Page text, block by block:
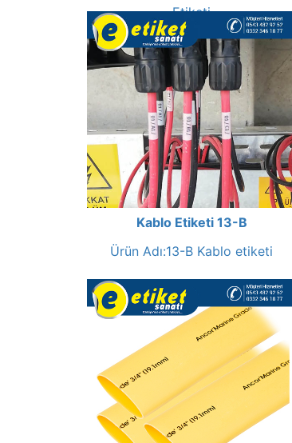
Etiketi
Kablo Etiketi 13-B
Ürün Adı:13-B Kablo etiketi